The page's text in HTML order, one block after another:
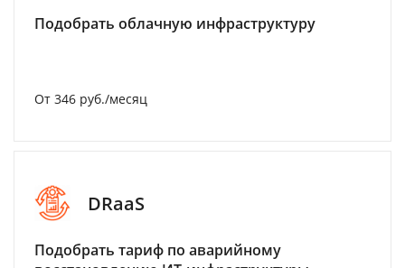
Подобрать облачную инфраструктуру
От 346 руб./месяц
DRaaS
Подобрать тариф по аварийному